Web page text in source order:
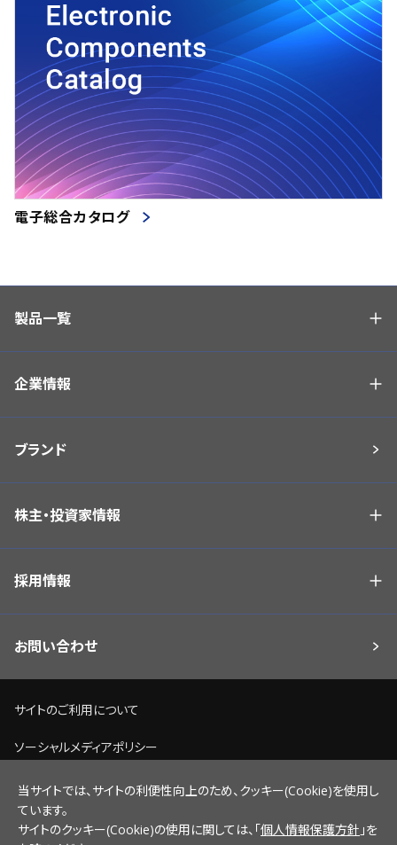
電子総合カタログ
製品一覧
企業情報
ブランド
株主・投資家情報
採用情報
お問い合わせ
サイトのご利用について
ソーシャルメディアポリシー
個人情報保護方針
脆弱性情報開示ポリシー
当サイトでは、サイトの利便性向上のため、クッキー(Cookie)を使用し
ています。
サイトのクッキー(Cookie)の使用に関しては、「個人情報保護方針 」を